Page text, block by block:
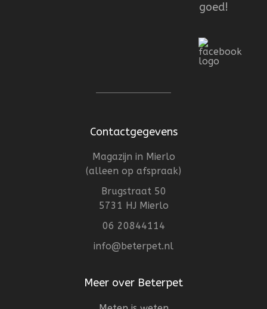
goed!
Contactgegevens
Magazijn in Mierlo
(alleen op afspraak)
Brugstraat 50
5731 HJ Mierlo
06 20844114
info@beterpet.nl
Meer over Beterpet